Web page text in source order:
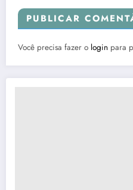
PUBLICAR
Você precisa fazer o login para